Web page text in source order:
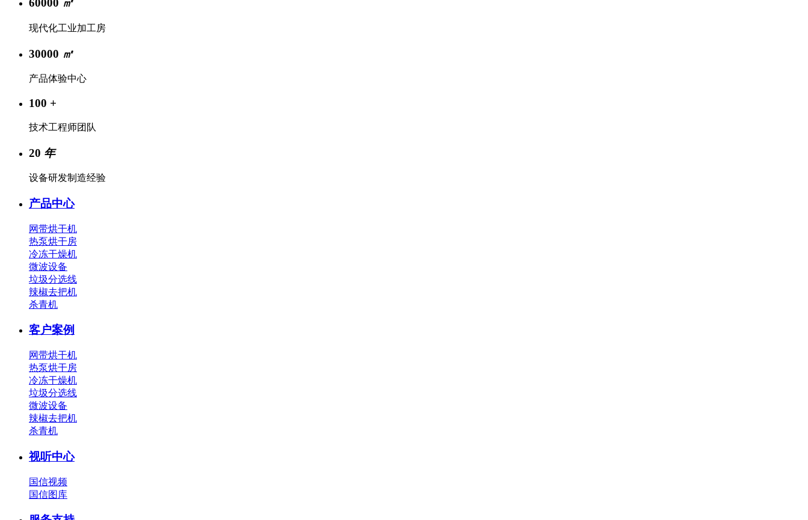
60000 ㎡
现代化工业加工房
30000 ㎡
产品体验中心
100 +
技术工程师团队
20 年
设备研发制造经验
产品中心
网带烘干机
热泵烘干房
冷冻干燥机
微波设备
垃圾分选线
辣椒去把机
杀青机
客户案例
网带烘干机
热泵烘干房
冷冻干燥机
垃圾分选线
微波设备
辣椒去把机
杀青机
视听中心
国信视频
国信图库